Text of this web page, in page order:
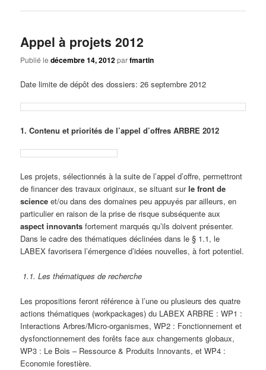
Appel à projets 2012
Publié ledécembre 14, 2012parfmartin
Date limite de dépôt des dossiers: 26 septembre 2012
1. Contenu et priorités de l’appel d’offres ARBRE 2012
Les projets, sélectionnés à la suite de l’appel d’offre, permettront
de financer des travaux originaux, se situant surle front de
science et/ou dans des domaines peu appuyés par ailleurs, en
particulier en raison de la prise de risque subséquente aux
aspect innovants fortement marqués qu’ils doivent présenter.
Dans le cadre des thématiques déclinées dans le § 1.1, le
LABEX favorisera l’émergence d’idées nouvelles, à fort potentiel.
1.1. Les thématiques de recherche
Les propositions feront référence à l’une ou plusieurs des quatre
actions thématiques (workpackages) du LABEX ARBRE : WP1 :
Interactions Arbres/Micro-organismes, WP2 : Fonctionnement et
dysfonctionnement des forêts face aux changements globaux,
WP3 : Le Bois – Ressource & Produits Innovants, et WP4 :
Economie forestière.